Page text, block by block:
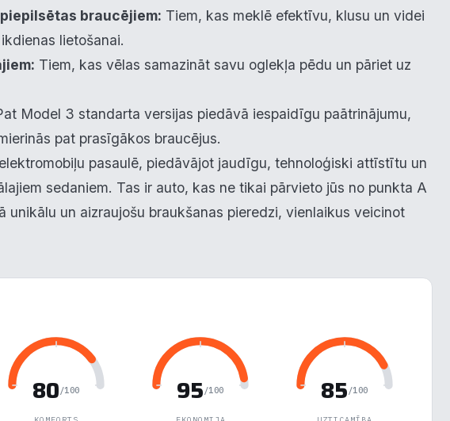
braucējiem: Tiem, kas meklē efektīvu, klusu un videi
lietošanai.
Tiem, kas vēlas samazināt savu oglekļa pēdu un pāriet uz
Model 3 standarta versijas piedāvā iespaidīgu paātrinājumu,
pat prasīgākos braucējus.
pasaulē, piedāvājot jaudīgu, tehnoloģiski attīstītu un
sedaniem. Tas ir auto, kas ne tikai pārvieto jūs no punkta A
unikālu un aizraujošu braukšanas pieredzi, vienlaikus veicinot
80 /100 95 /100 85 /100